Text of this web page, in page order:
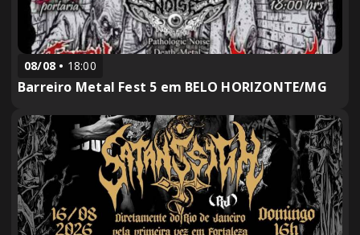
08/08 18:00
Barreiro Metal Fest 5 em BELO HORIZONTE/MG